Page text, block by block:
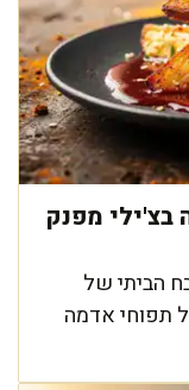
בצ'ילי מפנק
הביתי של
תפוחי אדמה